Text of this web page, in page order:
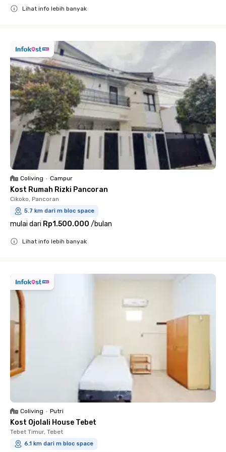
Lihat info lebih banyak
Coliving • Campur
Kost Rumah Rizki Pancoran
Cikoko, Pancoran
5.7 km dari m bloc space
mulai dari Rp1.500.000 /bulan
Lihat info lebih banyak
Coliving • Putri
Kost Ojolali House Tebet
Tebet Timur, Tebet
6.1 km dari m bloc space